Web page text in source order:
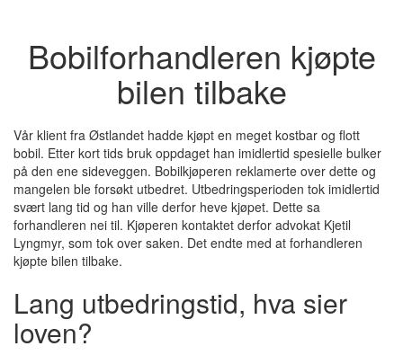
Bobilforhandleren kjøpte
bilen tilbake
Vår klient fra Østlandet hadde kjøpt en meget kostbar og flott
bobil. Etter kort tids bruk oppdaget han imidlertid spesielle bulker
på den ene sideveggen. Bobilkjøperen reklamerte over dette og
mangelen ble forsøkt utbedret. Utbedringsperioden tok imidlertid
svært lang tid og han ville derfor heve kjøpet. Dette sa
forhandleren nei til. Kjøperen kontaktet derfor advokat Kjetil
Lyngmyr, som tok over saken. Det endte med at forhandleren
kjøpte bilen tilbake.
Lang utbedringstid, hva sier
loven?